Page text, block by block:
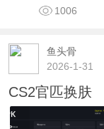
1006
鱼头骨
2026-1-31
CS2官匹换肤